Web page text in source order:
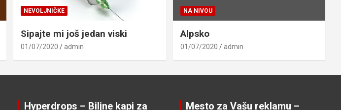
NEVOLJNIČKE
Sipajte mi još jedan viski
01/07/2020 admin
NA NIVOU
Alpsko
01/07/2020 admin
Hyperdrops – Biljne kapi za Mesto za Vašu reklamu –